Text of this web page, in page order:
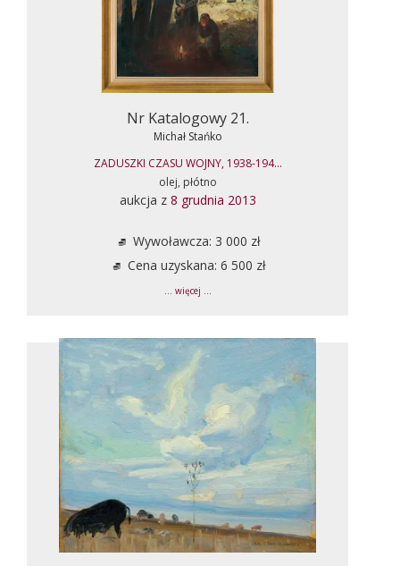
Nr Katalogowy 21.
Michał Stańko
ZADUSZKI CZASU WOJNY, 1938-194...
olej, płótno
aukcja z 8 grudnia 2013
Wywoławcza: 3 000 zł
Cena uzyskana: 6 500 zł
... więcej ...